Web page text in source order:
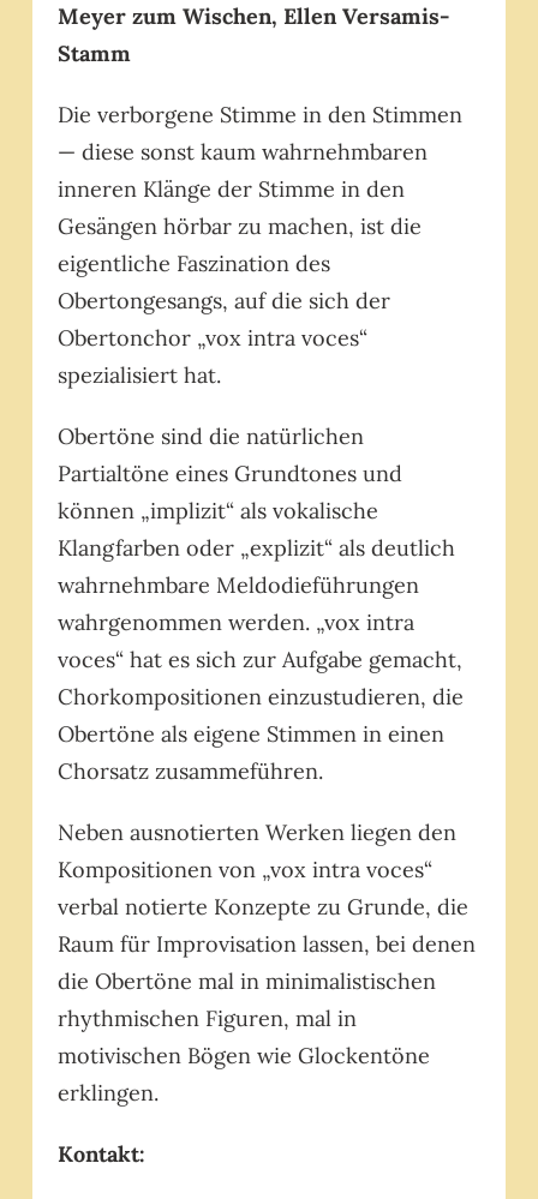
Meyer zum Wischen, Ellen Versamis-
Stamm
Die verborgene Stimme in den Stimmen
— diese sonst kaum wahrnehmbaren
inneren Klänge der Stimme in den
Gesängen hörbar zu machen, ist die
eigentliche Faszination des
Obertongesangs, auf die sich der
Obertonchor „vox intra voces“
spezialisiert hat.
Obertöne sind die natürlichen
Partialtöne eines Grundtones und
können „implizit“ als vokalische
Klangfarben oder „explizit“ als deutlich
wahrnehmbare Meldodieführungen
wahrgenommen werden. „vox intra
voces“ hat es sich zur Aufgabe gemacht,
Chorkompositionen einzustudieren, die
Obertöne als eigene Stimmen in einen
Chorsatz zusammeführen.
Neben ausnotierten Werken liegen den
Kompositionen von „vox intra voces“
verbal notierte Konzepte zu Grunde, die
Raum für Improvisation lassen, bei denen
die Obertöne mal in minimalistischen
rhythmischen Figuren, mal in
motivischen Bögen wie Glockentöne
erklingen.
Kontakt: